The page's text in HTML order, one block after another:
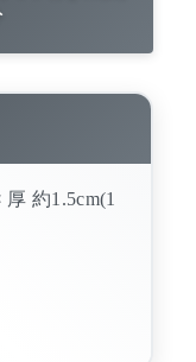
約1.5cm(1